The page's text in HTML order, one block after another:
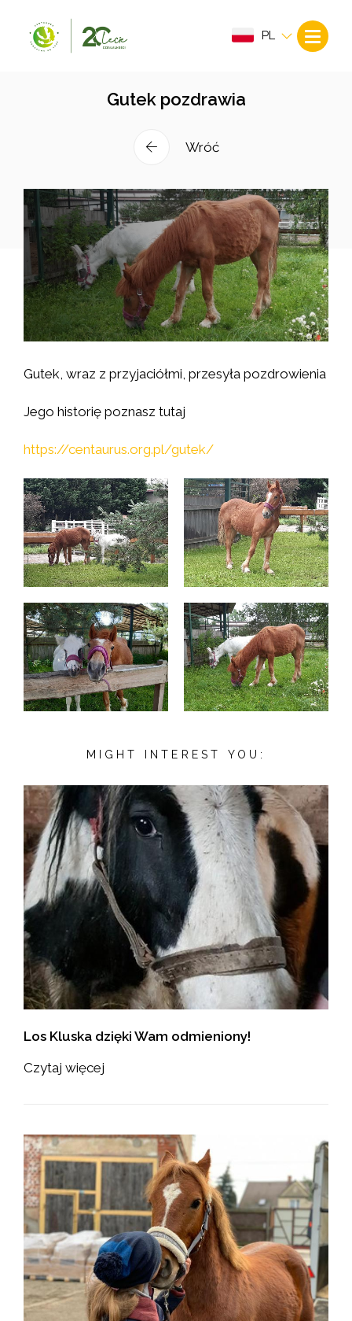
PL
Gutek pozdrawia
Wróć
Gutek, wraz z przyjaciółmi, przesyła pozdrowienia
Jego historię poznasz tutaj
https://centaurus.org.pl/gutek/
MIGHT INTEREST YOU:
Los Kluska dzięki Wam odmieniony!
Czytaj więcej